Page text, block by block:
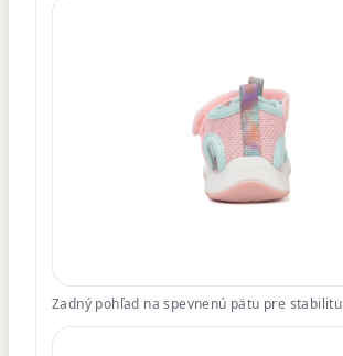
Zadný pohľad na spevnenú pätu pre stabilitu